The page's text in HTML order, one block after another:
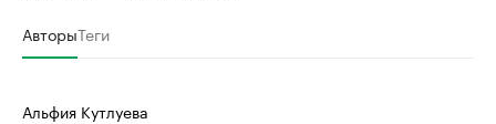
АвторыТеги
Альфия Кутлуева